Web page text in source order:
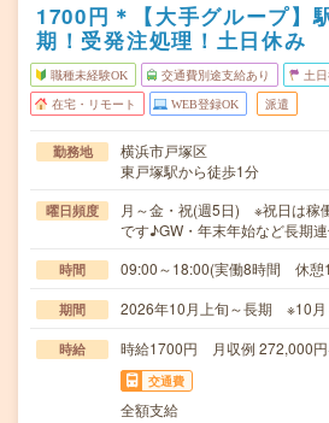
1700円＊【大手グループ】
期！受発注処理！土日休み
職種未経験OK 交通費別途支給あり 土
在宅・リモート WEB登録OK 派遣
勤務地
横浜市戸塚区
東戸塚駅から徒歩1分
曜日頻度
月～金・祝(週5日) ※祝日は稼
です♪GW・年末年始など長期連
時間 09:00～18:00(実働8時間 休憩
期間 2026年10月上旬～長期 ※10月
時給 時給1700円 月収例 272,000
交通費
全額支給